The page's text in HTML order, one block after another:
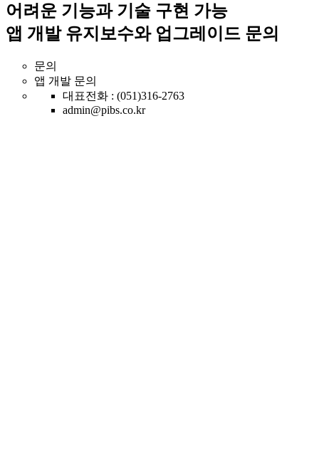
어려운 기능과 기술 구현 가능
앱 개발 유지보수와 업그레이드 문의
문의
앱 개발 문의
대표전화 : (051)316-2763
admin@pibs.co.kr